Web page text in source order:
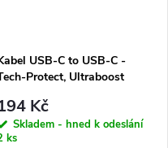
USB-C to USB-C -
Protect, Ultraboost
Kč
Skladem - hned k odeslání
ks